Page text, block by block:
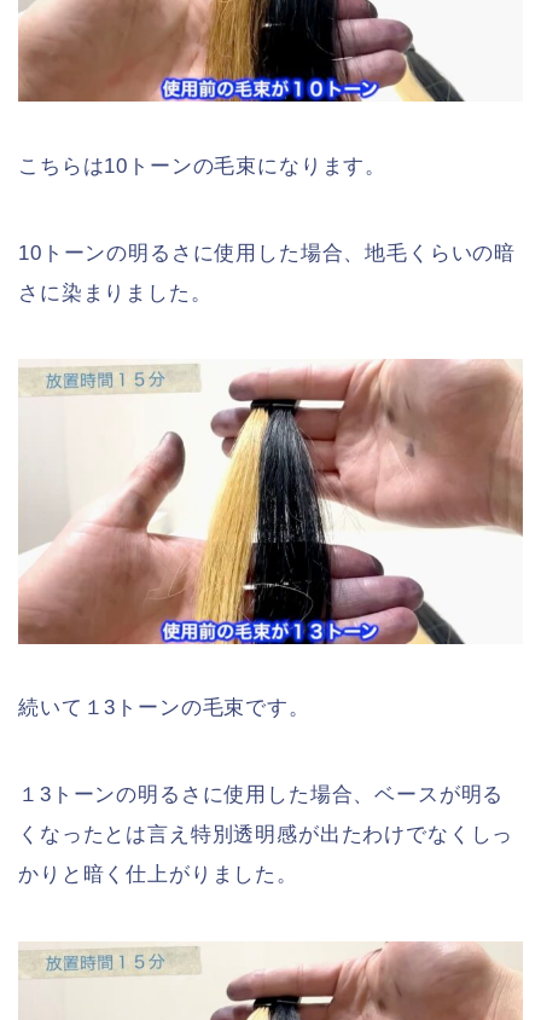
こちらは10トーンの毛束になります。
10トーンの明るさに使用した場合、地毛くらいの暗
さに染まりました。
続いて１3トーンの毛束です。
１3トーンの明るさに使用した場合、ベースが明る
くなったとは言え特別透明感が出たわけでなくしっ
かりと暗く仕上がりました。